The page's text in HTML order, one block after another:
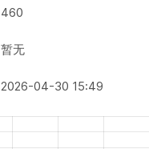
460
暂无
2026-04-30 15:49